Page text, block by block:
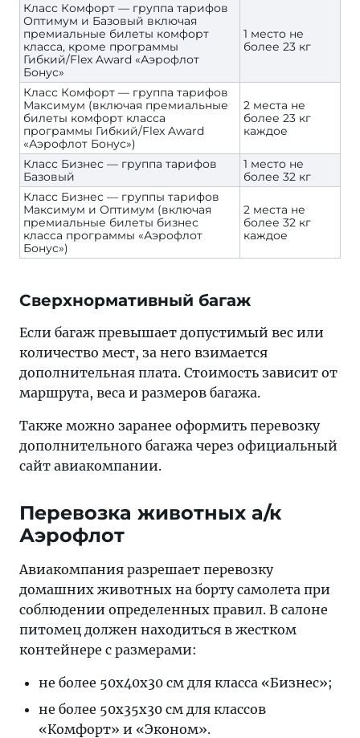
Класс Комфорт — группа тарифов
Оптимум и Базовый включая
премиальные билеты комфорт
класса, кроме программы
Гибкий/Flex Award «Аэрофлот
Бонус»
1 место не
более 23 кг
Класс Комфорт — группа тарифов
Максимум (включая премиальные
билеты комфорт класса
программы Гибкий/Flex Award
«Аэрофлот Бонус»)
2 места не
более 23 кг
каждое
Класс Бизнес — группа тарифов
Базовый
1 место не
более 32 кг
Класс Бизнес — группы тарифов
Максимум и Оптимум (включая
премиальные билеты бизнес
класса программы «Аэрофлот
Бонус»)
2 места не
более 32 кг
каждое
Сверхнормативный багаж
Если багаж превышает допустимый вес или
количество мест, за него взимается
дополнительная плата. Стоимость зависит от
маршрута, веса и размеров багажа.
Также можно заранее оформить перевозку
дополнительного багажа через официальный
сайт авиакомпании.
Перевозка животных а/к
Аэрофлот
Авиакомпания разрешает перевозку
домашних животных на борту самолета при
соблюдении определенных правил. В салоне
питомец должен находиться в жестком
контейнере с размерами:
не более 50х40х30 см для класса «Бизнес»;
не более 50х35х30 см для классов
«Комфорт» и «Эконом».